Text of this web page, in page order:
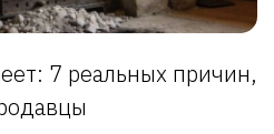
7 реальных причин,